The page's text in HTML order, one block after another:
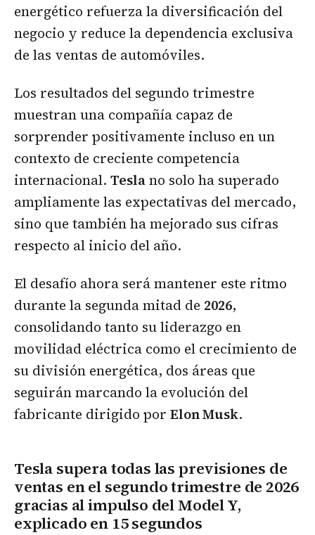
energético refuerza la diversificación del
negocio y reduce la dependencia exclusiva
de las ventas de automóviles.
Los resultados del segundo trimestre
muestran una compañía capaz de
sorprender positivamente incluso en un
contexto de creciente competencia
internacional. Teslano solo ha superado
ampliamente las expectativas del mercado,
sino que también ha mejorado sus cifras
respecto al inicio del año.
El desafío ahora será mantener este ritmo
durante la segunda mitad de 2026,
consolidando tanto su liderazgo en
movilidad eléctrica como el crecimiento de
su división energética, dos áreas que
seguirán marcando la evolución del
fabricante dirigido por Elon Musk.
Tesla supera todas las previsiones de
ventas en el segundo trimestre de 2026
gracias al impulso del Model Y,
explicado en 15 segundos